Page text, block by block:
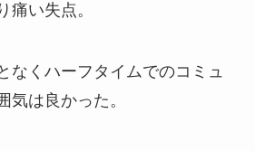
痛い失点。
なくハーフタイムでのコミュ
気は良かった。